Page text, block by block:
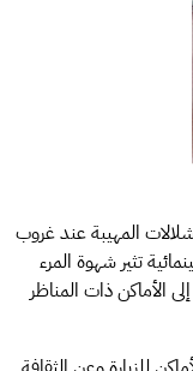
المهيبة عند غروب
تثير شهوة المرء
الأماكن ذات المناظر